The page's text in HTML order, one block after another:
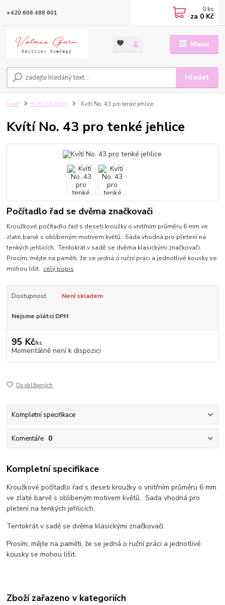
Menu
Hledat
+420 608 488 601 0 ks
za 0 Kč
Úvod Kvítí a kytičky Kvítí No. 43 pro tenké jehlice
Kvítí No. 43 pro tenké jehlice
Počítadlo řad se dvěma značkovači
Kroužkové počítadlo řad s deseti kroužky o vnitřním průměru 6 mm ve
zlaté barvě s oblíbeným motivem květů. Sada vhodná pro pletení na
tenkých jehlicích. Tentokrát v sadě se dvěma klasickými značkovači.
Prosím, mějte na paměti, že se jedná o ruční práci a jednotlivé kousky se
mohou lišit. celý popis
Dostupnost Není skladem
Nejsme plátci DPH
95 Kč/ks
Momentálně není k dispozici
Do oblíbených
Kompletní specifikace
Komentáře 0
Kompletní specifikace
Kroužkové počítadlo řad s deseti kroužky o vnitřním průměru 6 mm
ve zlaté barvě s oblíbeným motivem květů. Sada vhodná pro
pletení na tenkých jehlicích.
Tentokrát v sadě se dvěma klasickými značkovači.
Prosím, mějte na paměti, že se jedná o ruční práci a jednotlivé
kousky se mohou lišit.
Zboží zařazeno v kategoriích